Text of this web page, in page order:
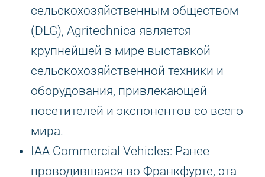
сельскохозяйственным обществом
(DLG), Agritechnica является
крупнейшей в мире выставкой
сельскохозяйственной техники и
оборудования, привлекающей
посетителей и экспонентов со всего
мира.
IAA Commercial Vehicles: Ранее
проводившаяся во Франкфурте, эта